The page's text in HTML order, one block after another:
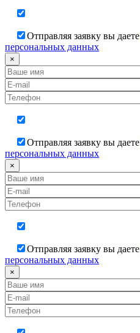
Отправляя заявку вы даете
персональных данных
×
Отправляя заявку вы даете
персональных данных
×
Отправляя заявку вы даете
персональных данных
×